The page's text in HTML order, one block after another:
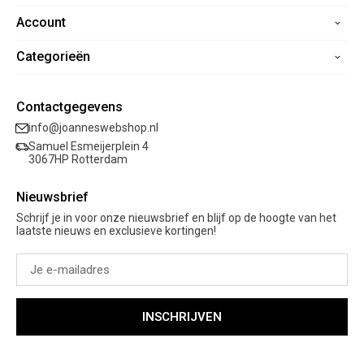
Home
Veelgestelde vragen
Retourneren
Garantie
Account
Registreren
Mijn verlanglijst
Categorieën
Sale
Kleding
Schoenen
Cadeaubon
Contactgegevens
info@joanneswebshop.nl
Samuel Esmeijerplein 4
3067HP Rotterdam
Nieuwsbrief
Schrijf je in voor onze nieuwsbrief en blijf op de hoogte van het
laatste nieuws en exclusieve kortingen!
INSCHRIJVEN